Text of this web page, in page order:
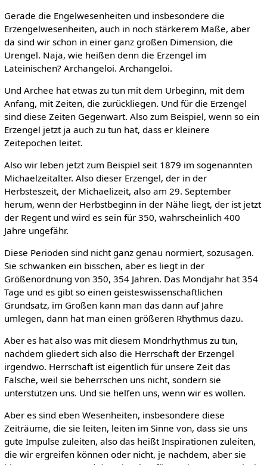
Gerade die Engelwesenheiten und insbesondere die
Erzengelwesenheiten, auch in noch stärkerem Maße, aber
da sind wir schon in einer ganz großen Dimension, die
Urengel. Naja, wie heißen denn die Erzengel im
Lateinischen? Archangeloi. Archangeloi.
Und Archee hat etwas zu tun mit dem Urbeginn, mit dem
Anfang, mit Zeiten, die zurückliegen. Und für die Erzengel
sind diese Zeiten Gegenwart. Also zum Beispiel, wenn so ein
Erzengel jetzt ja auch zu tun hat, dass er kleinere
Zeitepochen leitet.
Also wir leben jetzt zum Beispiel seit 1879 im sogenannten
Michaelzeitalter. Also dieser Erzengel, der in der
Herbsteszeit, der Michaelizeit, also am 29. September
herum, wenn der Herbstbeginn in der Nähe liegt, der ist jetzt
der Regent und wird es sein für 350, wahrscheinlich 400
Jahre ungefähr.
Diese Perioden sind nicht ganz genau normiert, sozusagen.
Sie schwanken ein bisschen, aber es liegt in der
Größenordnung von 350, 354 Jahren. Das Mondjahr hat 354
Tage und es gibt so einen geisteswissenschaftlichen
Grundsatz, im Großen kann man das dann auf Jahre
umlegen, dann hat man einen größeren Rhythmus dazu.
Aber es hat also was mit diesem Mondrhythmus zu tun,
nachdem gliedert sich also die Herrschaft der Erzengel
irgendwo. Herrschaft ist eigentlich für unsere Zeit das
Falsche, weil sie beherrschen uns nicht, sondern sie
unterstützen uns. Und sie helfen uns, wenn wir es wollen.
Aber es sind eben Wesenheiten, insbesondere diese
Zeiträume, die sie leiten, leiten im Sinne von, dass sie uns
gute Impulse zuleiten, also das heißt Inspirationen zuleiten,
die wir ergreifen können oder nicht, je nachdem, aber sie